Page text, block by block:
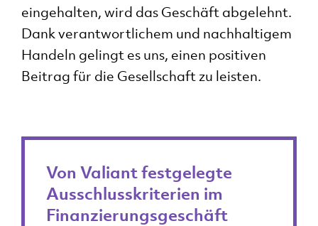
eingehalten, wird das Geschäft abgelehnt.
Dank verantwortlichem und nachhaltigem
Handeln gelingt es uns, einen positiven
Beitrag für die Gesellschaft zu leisten.
Von Valiant festgelegte
Ausschlusskriterien im
Finanzierungsgeschäft